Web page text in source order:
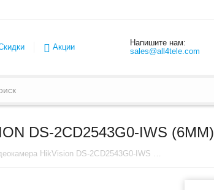
Акции
Напишите нам:
sales@all4tele.com
DS-2CD2543G0-IWS (6MM)
IP видеокамера HikVision DS-2CD2543G0-IWS (6mm)